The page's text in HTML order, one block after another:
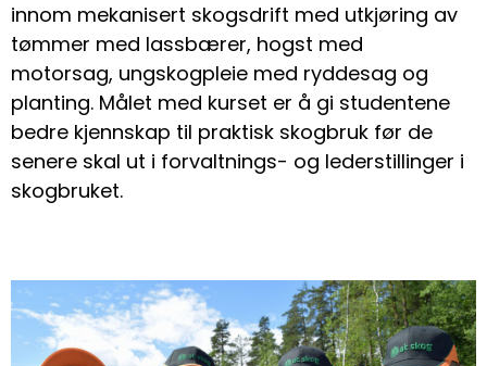
innom mekanisert skogsdrift med utkjøring av
tømmer med lassbærer, hogst med
motorsag, ungskogpleie med ryddesag og
planting. Målet med kurset er å gi studentene
bedre kjennskap til praktisk skogbruk før de
senere skal ut i forvaltnings- og lederstillinger i
skogbruket.